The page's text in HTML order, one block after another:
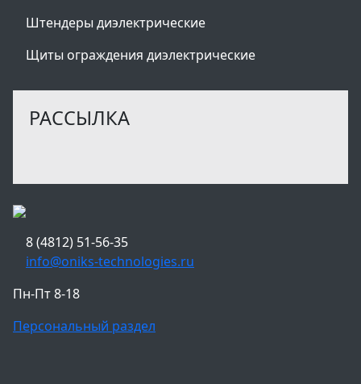
Штендеры диэлектрические
Щиты ограждения диэлектрические
РАССЫЛКА
8 (4812) 51-56-35
info@oniks-technologies.ru
Пн-Пт 8-18
Персональный раздел